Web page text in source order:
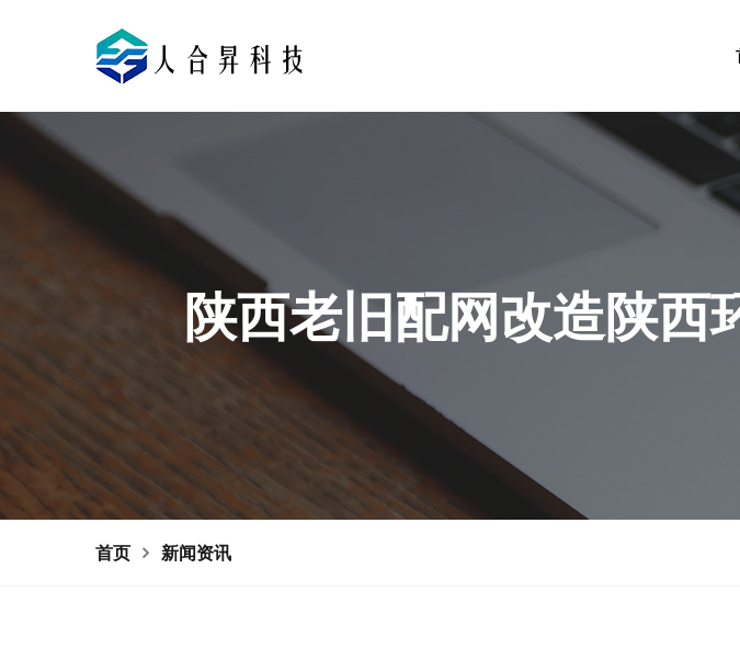
陕西老旧配网改造陕西
首页 新闻资讯